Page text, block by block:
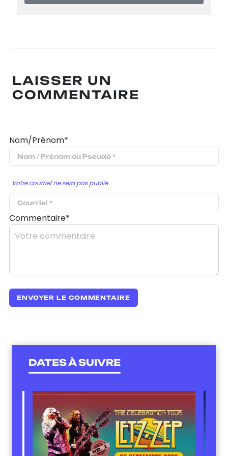
LAISSER UN
COMMENTAIRE
Nom/Prénom*
Votre courriel ne sera pas publié
Commentaire*
DATES À SUIVRE